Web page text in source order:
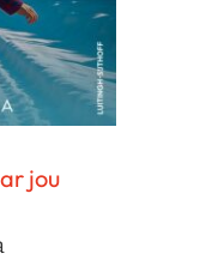
jou